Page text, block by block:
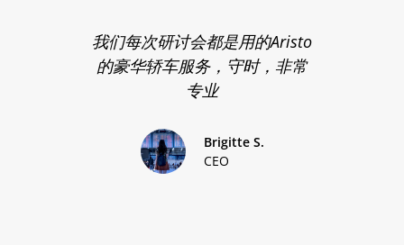
我们每次研讨会都是用的Aristo
的豪华轿车服务，守时，非常
专业
Brigitte S.
CEO